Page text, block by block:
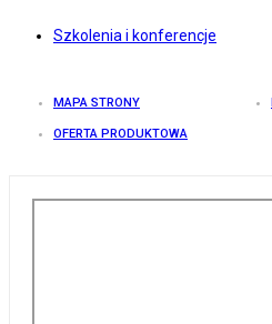
Szkolenia i konferencje
MAPA STRONY
OFERTA PRODUKTOWA